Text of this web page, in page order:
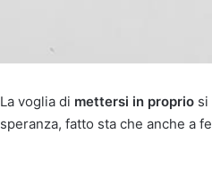
La voglia di mettersi in proprio si
speranza, fatto sta che anche a